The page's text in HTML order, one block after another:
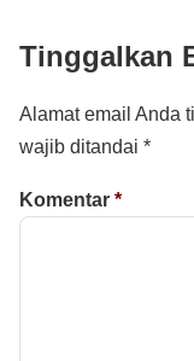
Tinggalkan
Alamat email Anda
wajib ditandai *
Komentar *